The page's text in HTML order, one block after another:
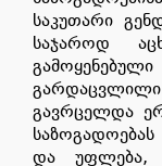
საკუთარი
საჯაროდ
გავრცელდა
და უფლება,